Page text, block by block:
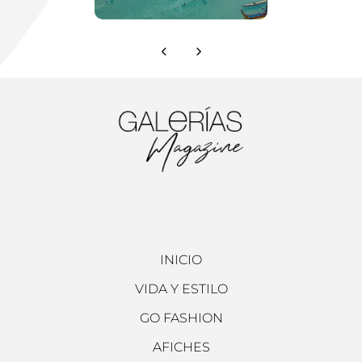
INICIO
VIDA Y ESTILO
GO FASHION
AFICHES